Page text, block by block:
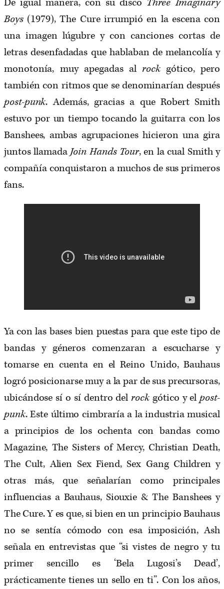
Boys(1979), The Cure irrumpió en la escena con
una imagen lúgubre y con canciones cortas de
letras desenfadadas que hablaban de melancolía y
monotonía, muy apegadas alrockgótico, pero
también con ritmos que se denominarían después
post-punk. Además, gracias a que Robert Smith
estuvo por un tiempo tocando la guitarra con los
Banshees, ambas agrupaciones hicieron una gira
juntos llamadaJoin Hands Tour, en la cual Smith y
compañía conquistaron a muchos de sus primeros
fans.
Ya con las bases bien puestas para que este tipo de
bandas y géneros comenzaran a escucharse y
tomarse en cuenta en el Reino Unido, Bauhaus
logró posicionarse muy a la par de sus precursoras,
ubicándose sí o sí dentro delrock gótico y elpost-
punk. Este último cimbraría a la industria musical
a principios de los ochenta con bandas como
Magazine, The Sisters of Mercy, Christian Death,
The Cult, Alien Sex Fiend, Sex Gang Children y
otras más, que señalarían como principales
influencias a Bauhaus, Siouxie & The Banshees y
The Cure. Y es que, si bien en un principio Bauhaus
no se sentía cómodo con esa imposición, Ash
señala en entrevistas que “si vistes de negro y tu
primer sencillo es ‘Bela Lugosi’s Dead’,
prácticamente tienes un sello en ti”. Con los años,